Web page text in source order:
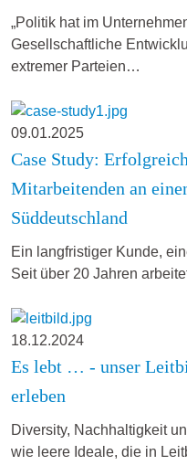
„Politik hat im
Gesellschaftliche
extremer Parteien…
09.01.2025
Case Study:
Mitarbeitenden an
Süddeutschland
Ein langfristiger Kunde,
Seit über 20 Jahren
18.12.2024
Es lebt … - unser
erleben
Diversity, Nachhaltigkeit
wie leere Ideale, die in